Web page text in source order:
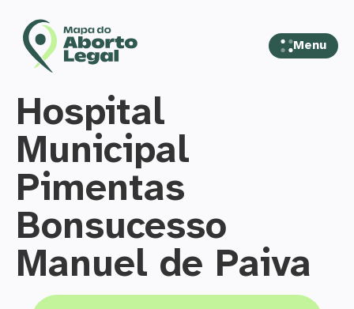
Menu
Hospital
Municipal
Pimentas
Bonsucesso
Manuel de Paiva